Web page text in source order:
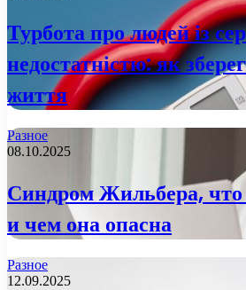
Турбота про людей із
недостатністю: як
життя
Разное
08.10.2025
Синдром Жильбера, что
и чем она опасна
Разное
12.09.2025